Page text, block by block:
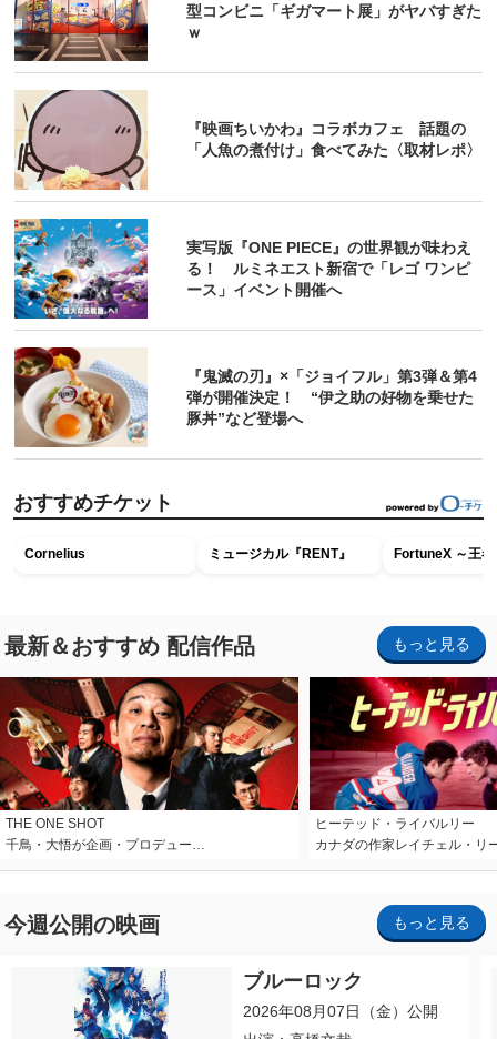
型コンビニ「ギガマート展」がヤバすぎた
ｗ
『映画ちいかわ』コラボカフェ 話題の
「人魚の煮付け」食べてみた〈取材レポ〉
実写版『ONE PIECE』の世界観が味わえ
る！ ルミネエスト新宿で「レゴ ワンピ
ース」イベント開催へ
『鬼滅の刃』×「ジョイフル」第3弾＆第4
弾が開催決定！ “伊之助の好物を乗せた
豚丼”など登場へ
おすすめチケット
Cornelius ミュージカル『RENT』 FortuneX ～王
最新＆おすすめ 配信作品 もっと見る
THE ONE SHOT
千鳥・大悟が企画・プロデュー…
ヒーテッド・ライバルリー
カナダの作家レイチェル・リ
今週公開の映画 もっと見る
ブルーロック
2026年08月07日（金）公開